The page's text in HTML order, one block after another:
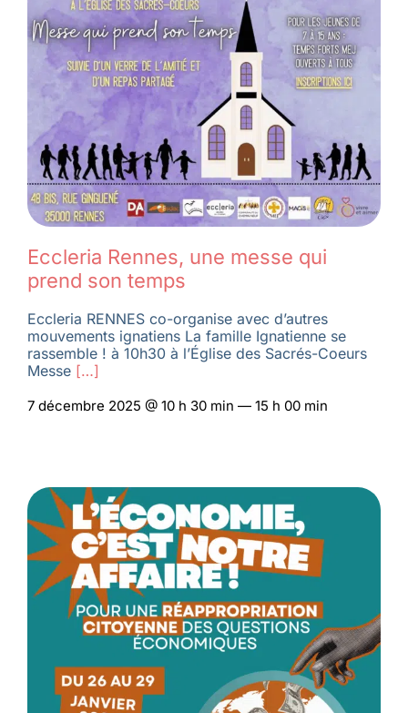
Eccleria Rennes, une messe qui
prend son temps
Eccleria RENNES co-organise avec d’autres
mouvements ignatiens La famille Ignatienne se
rassemble ! à 10h30 à l’Église des Sacrés-Coeurs
Messe[…]
7 décembre 2025 @ 10 h 30 min — 15 h 00 min